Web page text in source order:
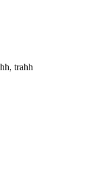
trahh